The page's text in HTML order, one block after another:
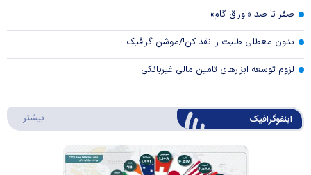
صفر تا صد «اوراق گام»
بدون معطلی طلبت را نقد کن!/موشن گرافیک
لزوم توسعه ابزارهای تامین مالی غیربانکی
اینفوگرافیک بیشتر